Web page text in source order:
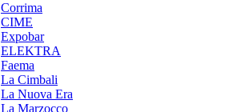
Corrima
CIME
Expobar
ELEKTRA
Faema
La Cimbali
La Nuova Era
La Marzocco